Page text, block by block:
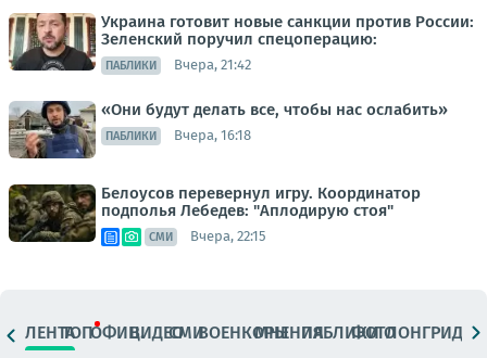
Украина готовит новые санкции против России:
Зеленский поручил спецоперацию:
ПАБЛИКИ Вчера, 21:42
«Они будут делать все, чтобы нас ослабить»
ПАБЛИКИ Вчера, 16:18
Белоусов перевернул игру. Координатор
подполья Лебедев: "Аплодирую стоя"
СМИ Вчера, 22:15
ЛЕНТАТОПОФИЦ.ВИДЕОСМИВОЕНКОРЫМНЕНИЯПАБЛИКИ
ФОТОЛОНГРИДЫ